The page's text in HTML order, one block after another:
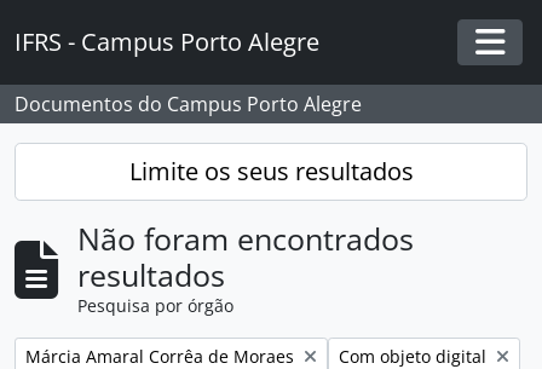
IFRS - Campus Porto Alegre
Documentos do Campus Porto Alegre
Limite os seus resultados
Não foram encontrados
resultados
Pesquisa por órgão
Remover filtro:
Márcia Amaral Corrêa de Moraes Remover filtro:
Com objeto digital